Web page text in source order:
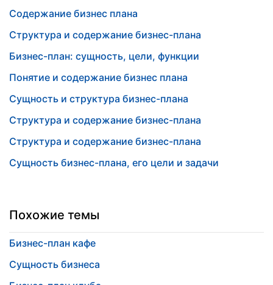
Содержание бизнес плана
Структура и содержание бизнес-плана
Бизнес-план: сущность, цели, функции
Понятие и содержание бизнес плана
Сущность и структура бизнес-плана
Структура и содержание бизнес-плана
Структура и содержание бизнес-плана
Сущность бизнес-плана, его цели и задачи
Похожие темы
Бизнес-план кафе
Сущность бизнеса